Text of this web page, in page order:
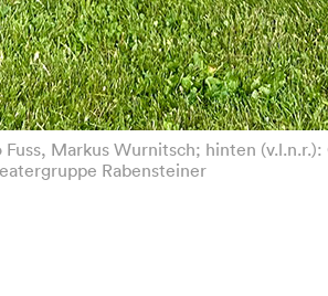
Markus Wurnitsch; hinten
Rabensteiner